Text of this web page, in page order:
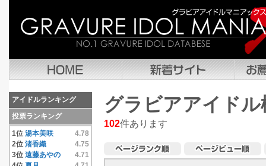
アイドルランキング
投票ランキング
1位 湯本美咲
4.78
2位 渚香織
4.75
3位 遠藤あやの
4.71
グラビアアイドル
102件あります